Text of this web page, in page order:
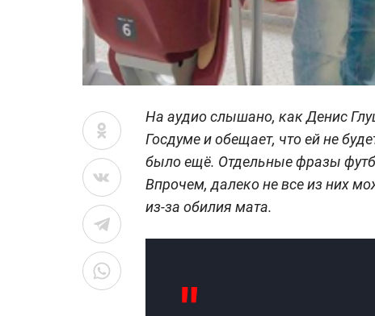
На аудио слышано, как Денис
Госдуме и обещает, что ей не
было ещё. Отдельные фразы
Впрочем, далеко не все из них
из-за обилия мата.